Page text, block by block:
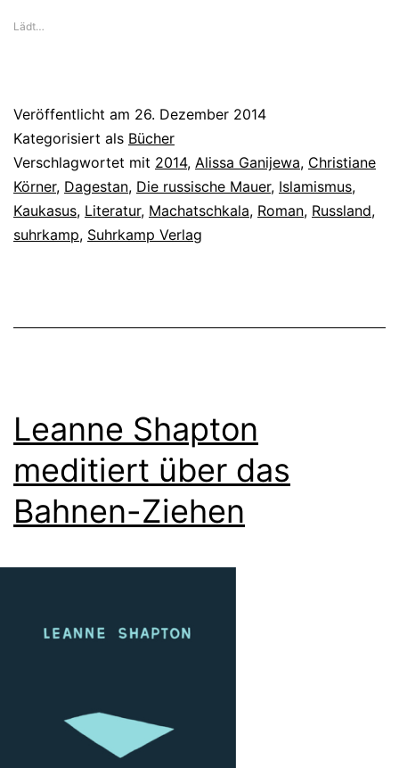
Lädt…
Veröffentlicht am 26. Dezember 2014
Kategorisiert als Bücher
Verschlagwortet mit 2014, Alissa Ganijewa, Christiane
Körner, Dagestan, Die russische Mauer, Islamismus,
Kaukasus, Literatur, Machatschkala, Roman, Russland,
suhrkamp, Suhrkamp Verlag
Leanne Shapton
meditiert über das
Bahnen-Ziehen